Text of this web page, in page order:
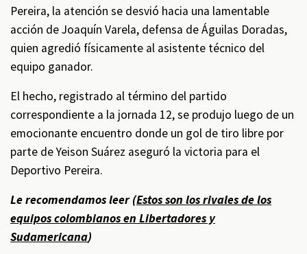
Pereira, la atención se desvió hacia una lamentable
acción de Joaquín Varela, defensa de Águilas Doradas,
quien agredió físicamente al asistente técnico del
equipo ganador.
El hecho, registrado al término del partido
correspondiente a la jornada 12, se produjo luego de un
emocionante encuentro donde un gol de tiro libre por
parte de Yeison Suárez aseguró la victoria para el
Deportivo Pereira.
Le recomendamos leer (Estos son los rivales de los
equipos colombianos en Libertadores y
Sudamericana)